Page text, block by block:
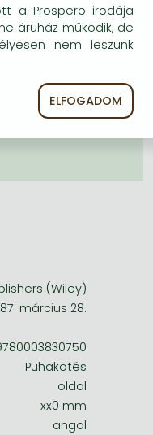
TESZEM
nem rendelhető.
hátha van újabb
(Wiley)
március 28.
Puhakötés
oldal
xx0 mm
angol
a Prospero irodája
áruház működik, de
nem leszünk
ELFOGADOM